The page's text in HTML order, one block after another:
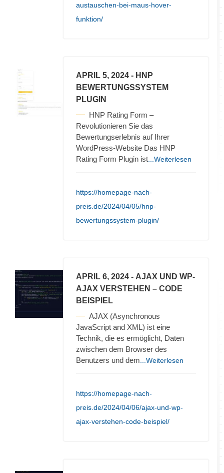
austauschen-bei-maus-hover-
funktion/
APRIL 5, 2024 - HNP
BEWERTUNGSSYSTEM
PLUGIN
HNP Rating Form –
Revolutionieren Sie das
Bewertungserlebnis auf Ihrer
WordPress-Website Das HNP
Rating Form Plugin ist ...Weiterlesen
https://homepage-nach-
preis.de/2024/04/05/hnp-
bewertungssystem-plugin/
APRIL 6, 2024 - AJAX UND WP-
AJAX VERSTEHEN – CODE
BEISPIEL
AJAX (Asynchronous
JavaScript and XML) ist eine
Technik, die es ermöglicht, Daten
zwischen dem Browser des
Benutzers und dem ...Weiterlesen
https://homepage-nach-
preis.de/2024/04/06/ajax-und-wp-
ajax-verstehen-code-beispiel/